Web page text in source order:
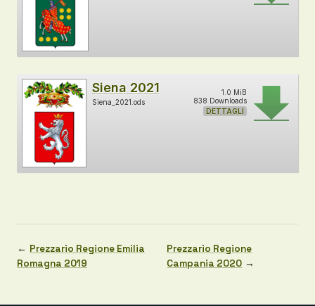
Siena 2021
Siena_2021.ods
1.0 MiB
838 Downloads
DETTAGLI
← Prezzario Regione Emilia
Romagna 2019
Prezzario Regione
Campania 2020 →